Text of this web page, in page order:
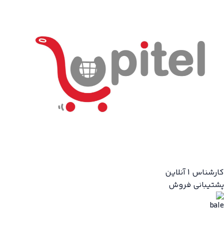
کارشناس 1 آنلاین
پشتیبانی فروش